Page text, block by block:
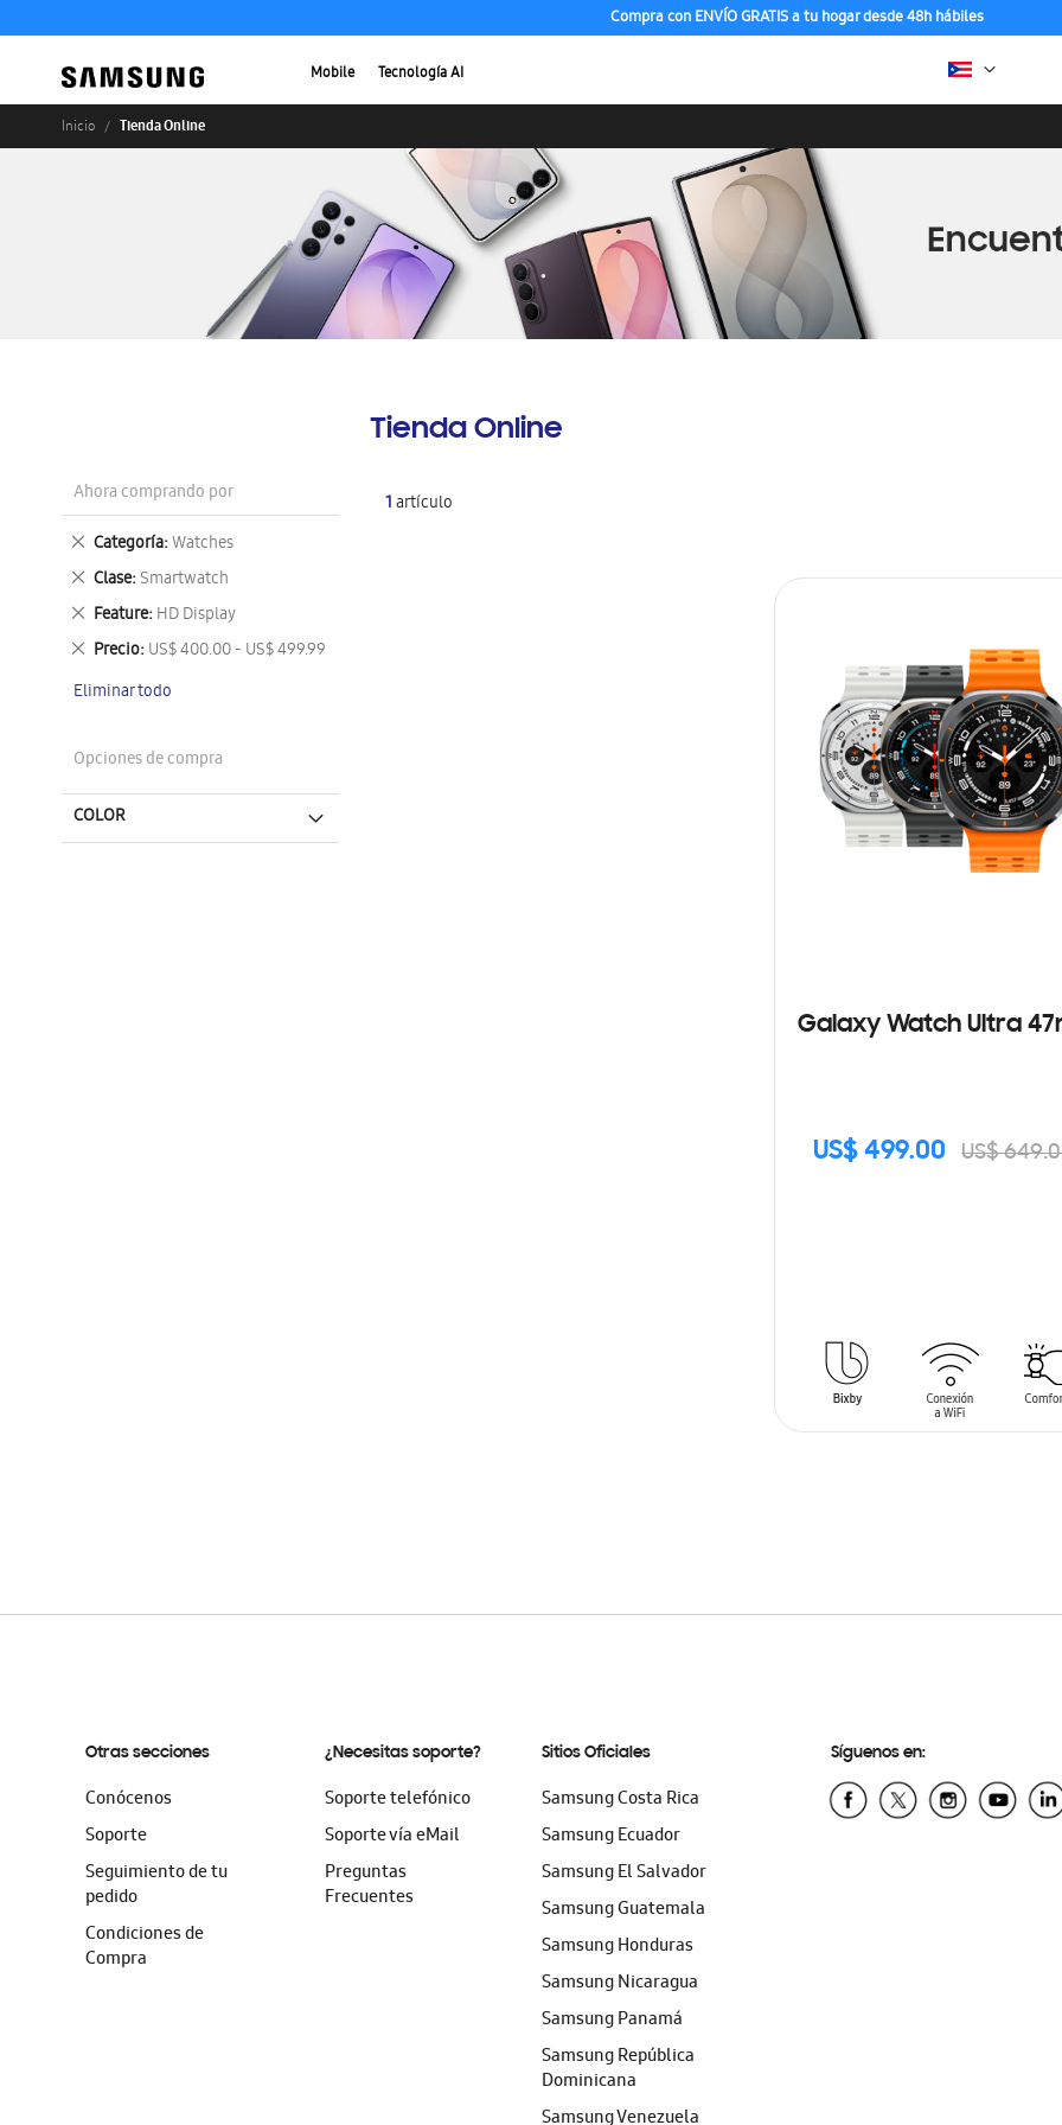
Compra con ENVÍO GRATIS a tu hogar desde 48h hábiles
Mobile Tecnología AI
Inicio Tienda Online
Tienda Online
1artículo
Galaxy Watch Ultra
US$ 499.00 US$
SIN
Ahora comprando por
Categoría Watches
Eliminar
este
artículo
Clase Smartwatch
Eliminar
este
artículo
Feature HD Display
Eliminar
este
artículo
Precio US$ 400.00 - US$ 499.99
Eliminar
artículo
Eliminar todo
Opciones de compra
COLOR
Otras secciones
Conócenos
Soporte
Seguimiento de tu
pedido
Condiciones de
Compra
¿Necesitas soporte?
Soporte telefónico
Soporte vía eMail
Preguntas
Frecuentes
Sitios Oficiales
Samsung Costa Rica
Samsung Ecuador
Samsung El Salvador
Samsung Guatemala
Samsung Honduras
Samsung Nicaragua
Samsung Panamá
Samsung República
Dominicana
Samsung Venezuela
Síguenos en: